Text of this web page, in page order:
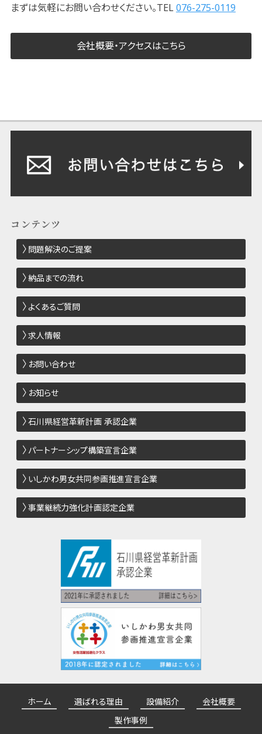
まずは気軽にお問い合わせください。TEL076-275-0119
会社概要・アクセスはこちら
コンテンツ
問題解決のご提案
納品までの流れ
よくあるご質問
求人情報
お問い合わせ
お知らせ
石川県経営革新計画 承認企業
パートナーシップ構築宣言企業
いしかわ男女共同参画推進宣言企業
事業継続力強化計画認定企業
ホーム 選ばれる理由 設備紹介
会社概要
製作事例